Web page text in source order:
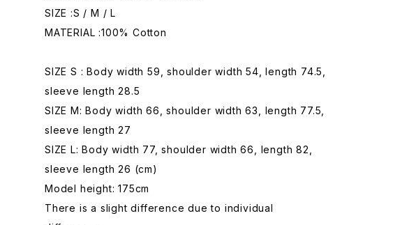
SIZE :S / M / L
MATERIAL :100% Cotton
SIZE S : Body width 59, shoulder width 54, length 74.5,
sleeve length 28.5
SIZE M: Body width 66, shoulder width 63, length 77.5,
sleeve length 27
SIZE L: Body width 77, shoulder width 66, length 82,
sleeve length 26 (cm)
Model height: 175cm
There is a slight difference due to individual